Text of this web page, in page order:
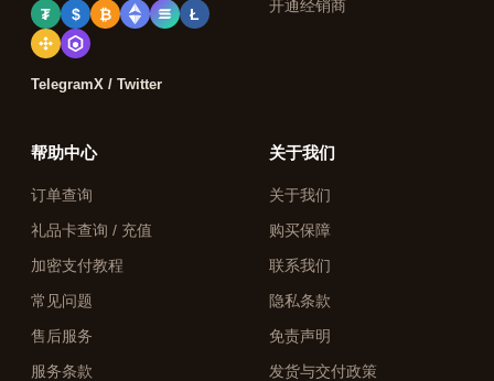
₮ $ ₿ Ł
TelegramX / Twitter
开通经销商
帮助中心
订单查询
礼品卡查询 / 充值
加密支付教程
常见问题
售后服务
服务条款
关于我们
关于我们
购买保障
联系我们
隐私条款
免责声明
发货与交付政策